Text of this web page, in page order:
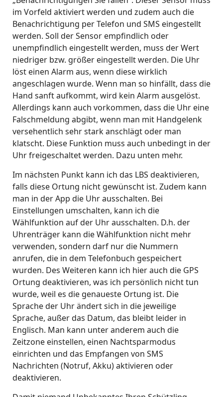
im Vorfeld aktiviert werden und zudem auch die
Benachrichtigung per Telefon und SMS eingestellt
werden. Soll der Sensor empfindlich oder
unempfindlich eingestellt werden, muss der Wert
niedriger bzw. größer eingestellt werden. Die Uhr
löst einen Alarm aus, wenn diese wirklich
angeschlagen wurde. Wenn man so hinfällt, dass die
Hand sanft aufkommt, wird kein Alarm ausgelöst.
Allerdings kann auch vorkommen, dass die Uhr eine
Falschmeldung abgibt, wenn man mit Handgelenk
versehentlich sehr stark anschlägt oder man
klatscht. Diese Funktion muss auch unbedingt in der
Uhr freigeschaltet werden. Dazu unten mehr.
Im nächsten Punkt kann ich das LBS deaktivieren,
falls diese Ortung nicht gewünscht ist. Zudem kann
man in der App die Uhr ausschalten. Bei
Einstellungen umschalten, kann ich die
Wählfunktion auf der Uhr ausschalten. D.h. der
Uhrenträger kann die Wählfunktion nicht mehr
verwenden, sondern darf nur die Nummern
anrufen, die in dem Telefonbuch gespeichert
wurden. Des Weiteren kann ich hier auch die GPS
Ortung deaktivieren, was ich persönlich nicht tun
wurde, weil es die genaueste Ortung ist. Die
Sprache der Uhr ändert sich in die jeweilige
Sprache, außer das Datum, das bleibt leider in
Englisch. Man kann unter anderem auch die
Zeitzone einstellen, einen Nachtsparmodus
einrichten und das Empfangen von SMS
Nachrichten (Notruf, Akku) aktivieren oder
deaktivieren.